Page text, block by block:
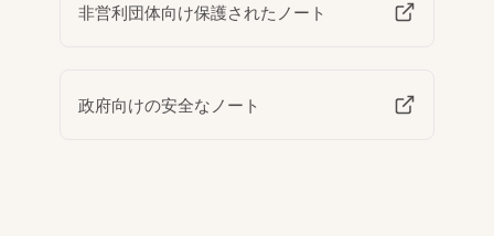
非営利団体向け保護されたノート
政府向けの安全なノート